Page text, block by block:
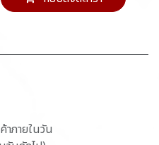
ภายในวัน